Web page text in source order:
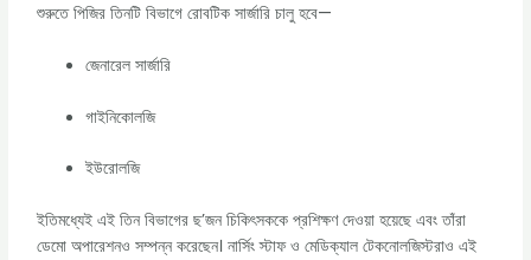
শুরুতে পিজির তিনটি বিভাগে রোবটিক সার্জারি চালু হবে—
জেনারেল সার্জারি
গাইনিকোলজি
ইউরোলজি
ইতিমধ্যেই এই তিন বিভাগের ছ’জন চিকিৎসককে প্রশিক্ষণ দেওয়া হয়েছে এবং তাঁরা
ডেমো অপারেশনও সম্পন্ন করেছেন। নার্সিং স্টাফ ও মেডিক্যাল টেকনোলজিস্টরাও এই